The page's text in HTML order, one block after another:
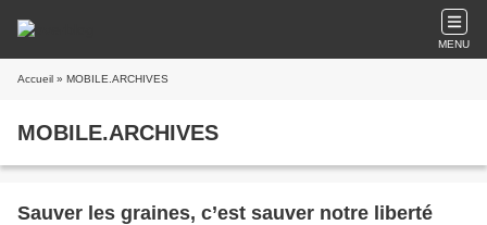
MENU
Accueil » MOBILE.ARCHIVES
MOBILE.ARCHIVES
Sauver les graines, c’est sauver notre liberté